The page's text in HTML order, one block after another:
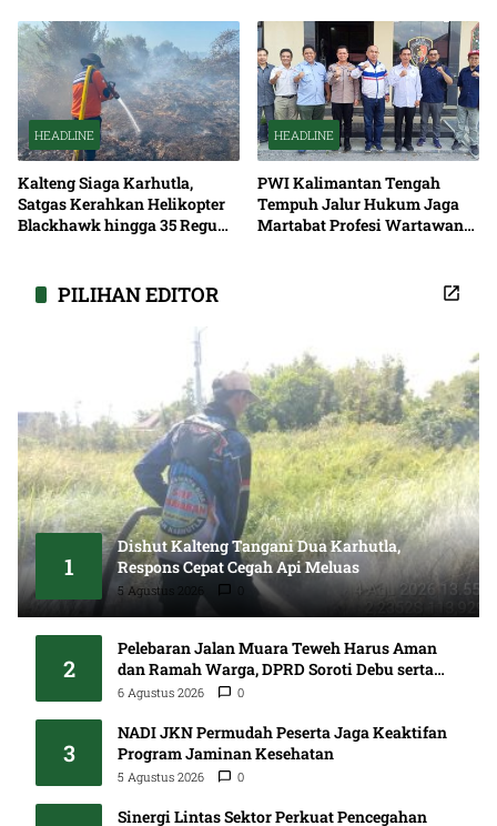
HEADLINE
Kalteng Siaga Karhutla,
Satgas Kerahkan Helikopter
Blackhawk hingga 35 Regu
HEADLINE
PWI Kalimantan Tengah
Tempuh Jalur Hukum Jaga
Martabat Profesi Wartawan
PILIHAN EDITOR
1
Dishut Kalteng Tangani Dua Karhutla,
Respons Cepat Cegah Api Meluas
5 Agustus 2026
2
Pelebaran Jalan Muara Teweh Harus Aman
dan Ramah Warga, DPRD Soroti Debu serta
Standar K3
6 Agustus 2026 0
3
NADI JKN Permudah Peserta Jaga Keaktifan
Program Jaminan Kesehatan
5 Agustus 2026 0
Sinergi Lintas Sektor Perkuat Pencegahan